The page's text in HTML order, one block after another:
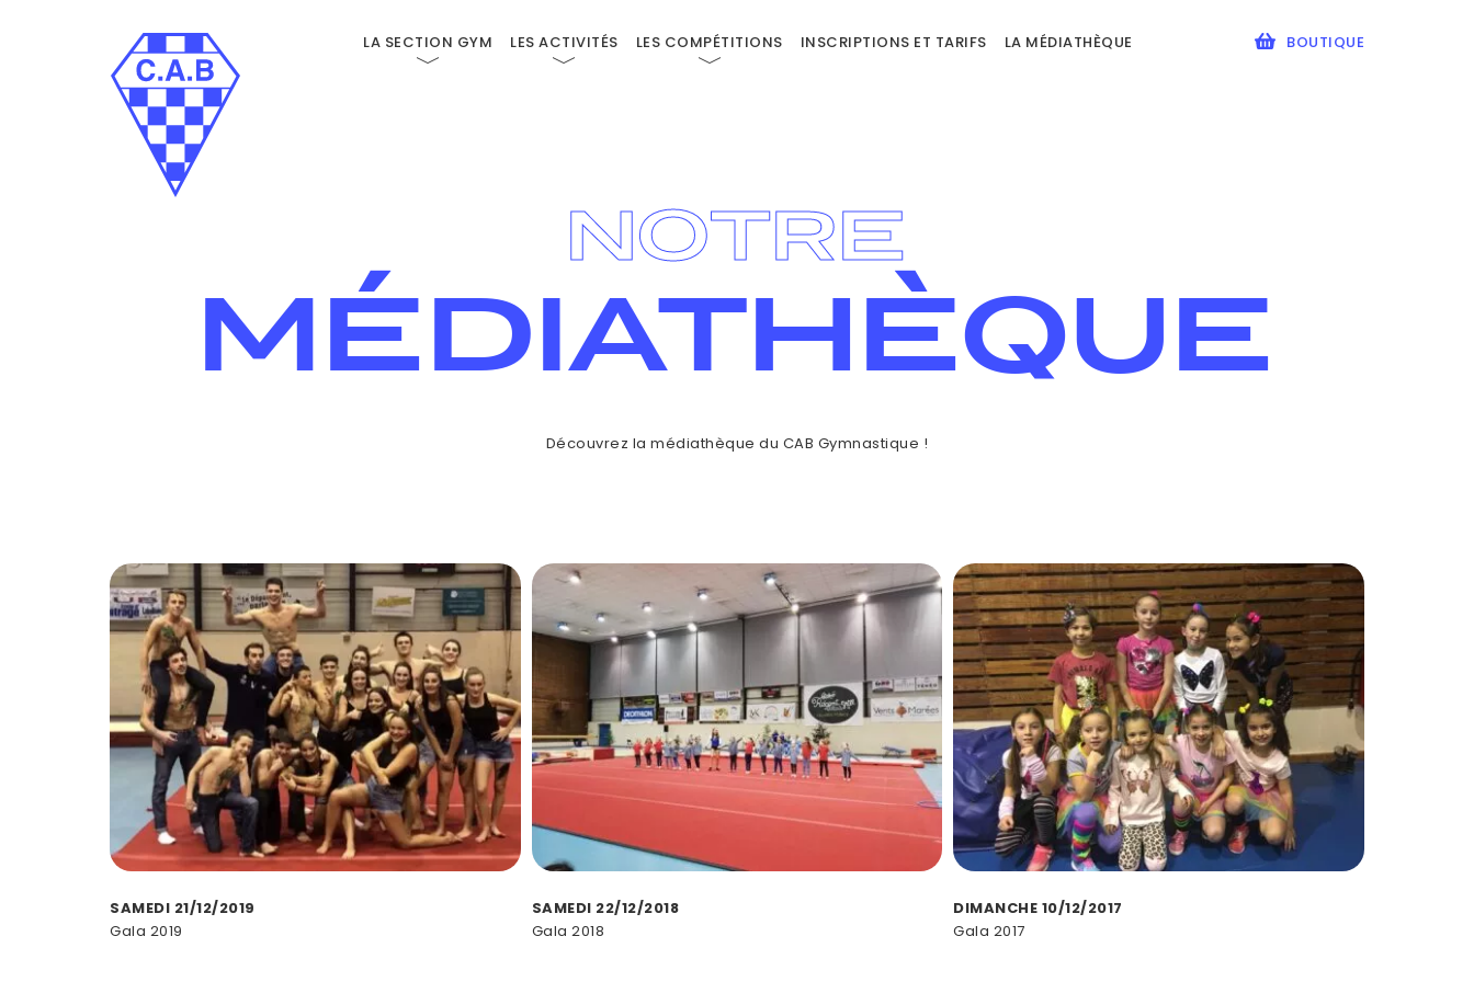
LA SECTION GYM LES ACTIVITÉS LES COMPÉTITIONS INSCRIPTIONS ET TARIFS LA MÉDIATHÈQUE BOUTIQUE
NOTRE
MÉDIATHÈQUE
Découvrez la médiathèque du CAB Gymnastique !
SAMEDI 21/12/2019
Gala 2019
SAMEDI 22/12/2018
Gala 2018
DIMANCHE 10/12/2017
Gala 2017